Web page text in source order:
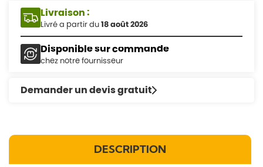
Livraison :
Livré a partir du18 août 2026
Disponible sur commande
chez notre fournisseur
Demander un devis gratuit
DESCRIPTION